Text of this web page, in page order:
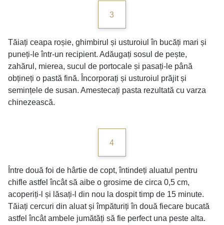
3
Tăiați ceapa roșie, ghimbirul și usturoiul în bucăți mari și
puneți-le într-un recipient. Adăugați sosul de pește,
zahărul, mierea, sucul de portocale și pasați-le până
obțineți o pastă fină. Încorporați și usturoiul prăjit și
semințele de susan. Amestecați pasta rezultată cu varza
chinezească.
4
Între două foi de hârtie de copt, întindeți aluatul pentru
chifle astfel încât să aibe o grosime de circa 0,5 cm,
acoperiți-l și lăsați-l din nou la dospit timp de 15 minute.
Tăiați cercuri din aluat și împăturiți în două fiecare bucată
astfel încât ambele jumătăți să fie perfect una peste alta.